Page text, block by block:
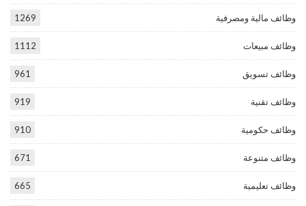
وظائف مالية ومصرفية 1269
وظائف مبيعات 1112
وظائف تسويق 961
وظائف تقنية 919
وظائف حكومية 910
وظائف متنوعة 671
وظائف تعليمية 665